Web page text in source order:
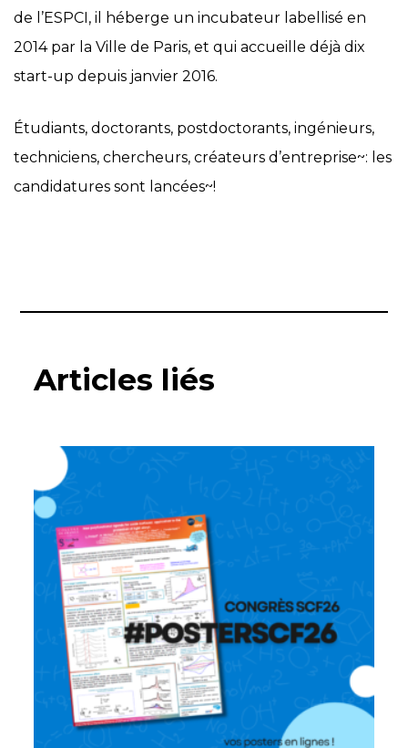
de l’ESPCI, il héberge un incubateur labellisé en
2014 par la Ville de Paris, et qui accueille déjà dix
start-up depuis janvier 2016.
Étudiants, doctorants, postdoctorants, ingénieurs,
techniciens, chercheurs, créateurs d’entreprise~: les
candidatures sont lancées~!
Articles liés